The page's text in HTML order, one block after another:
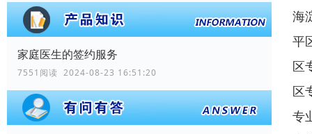
家庭医生的签约服务
7551阅读 2024-08-23 16:51:20
海
平
区
区
专